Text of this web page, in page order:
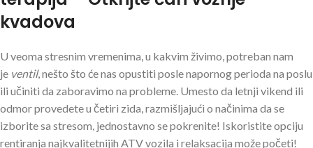
kvadova
U veoma stresnim vremenima, u kakvim živimo, potreban nam
je ventil, nešto što će nas opustiti posle napornog perioda na poslu
ili učiniti da zaboravimo na probleme. Umesto da letnji vikend ili
odmor provedete u četiri zida, razmišljajući o načinima da se
izborite sa stresom, jednostavno se pokrenite! Iskoristite opciju
rentiranja najkvalitetnijih ATV vozila i relaksacija može početi!